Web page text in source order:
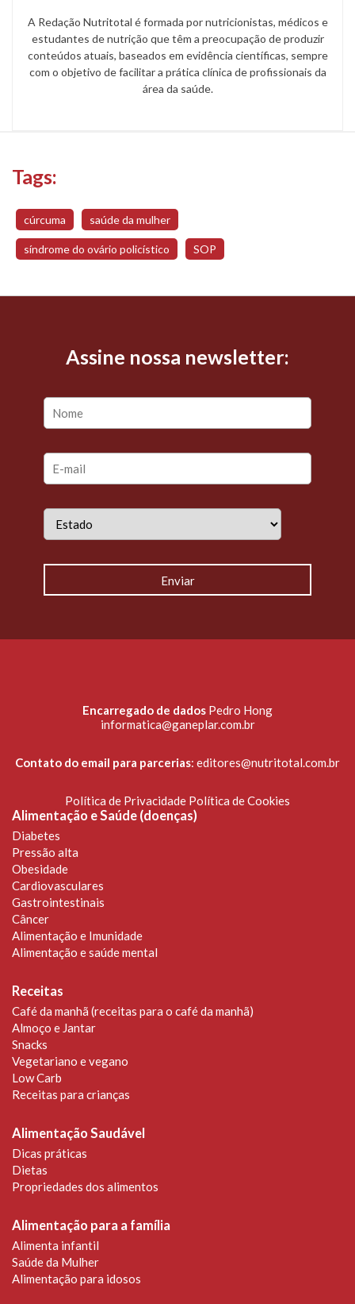
A Redação Nutritotal é formada por nutricionistas, médicos e
estudantes de nutrição que têm a preocupação de produzir
conteúdos atuais, baseados em evidência científicas, sempre
com o objetivo de facilitar a prática clínica de profissionais da
área da saúde.
Tags:
cúrcuma saúde da mulher
síndrome do ovário policístico SOP
Assine nossa newsletter:
Encarregado de dados Pedro Hong
informatica@ganeplar.com.br
Contato do email para parcerias: editores@nutritotal.com.br
Política de Privacidade Política de Cookies
Alimentação e Saúde (doenças)
Diabetes
Pressão alta
Obesidade
Cardiovasculares
Gastrointestinais
Câncer
Alimentação e Imunidade
Alimentação e saúde mental
Receitas
Café da manhã (receitas para o café da manhã)
Almoço e Jantar
Snacks
Vegetariano e vegano
Low Carb
Receitas para crianças
Alimentação Saudável
Dicas práticas
Dietas
Propriedades dos alimentos
Alimentação para a família
Alimenta infantil
Saúde da Mulher
Alimentação para idosos